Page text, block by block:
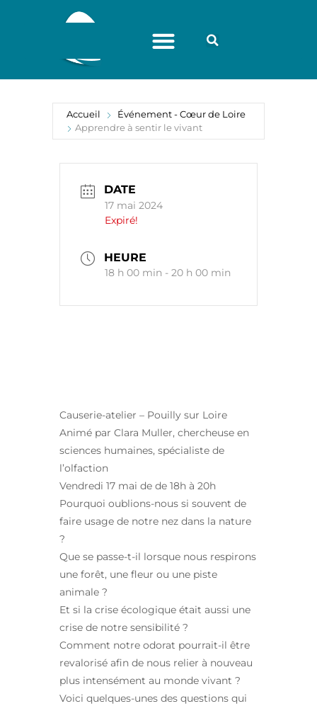
Accueil
Événement - Cœur de Loire
Apprendre à sentir le vivant
DATE
17 mai 2024
Expiré!
HEURE
18 h 00 min - 20 h 00 min
Causerie-atelier – Pouilly sur Loire
Animé par Clara Muller, chercheuse en
sciences humaines, spécialiste de
l’olfaction
Vendredi 17 mai de de 18h à 20h
Pourquoi oublions-nous si souvent de
faire usage de notre nez dans la nature
?
Que se passe-t-il lorsque nous respirons
une forêt, une fleur ou une piste
animale ?
Et si la crise écologique était aussi une
crise de notre sensibilité ?
Comment notre odorat pourrait-il être
revalorisé afin de nous relier à nouveau
plus intensément au monde vivant ?
Voici quelques-unes des questions qui